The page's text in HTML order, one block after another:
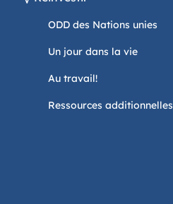
ODD des Nations unies
Un jour dans la vie
Au travail!
Ressources additionnelles